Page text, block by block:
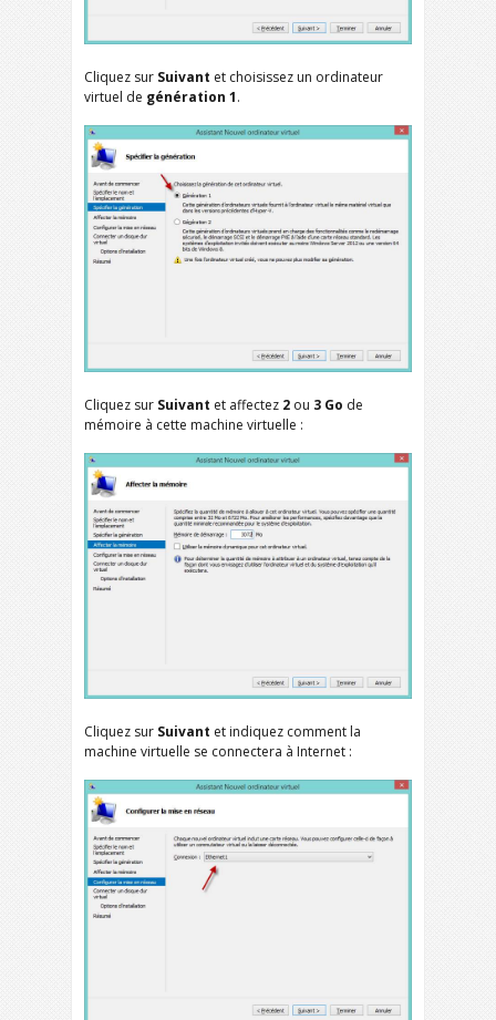
Cliquez sur Suivant et choisissez un ordinateur
virtuel de génération 1.
Cliquez sur Suivant et affectez 2 ou 3 Go de
mémoire à cette machine virtuelle :
Cliquez sur Suivant et indiquez comment la
machine virtuelle se connectera à Internet :